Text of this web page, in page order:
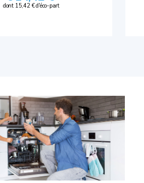
dont 15,42 € d'éco-part